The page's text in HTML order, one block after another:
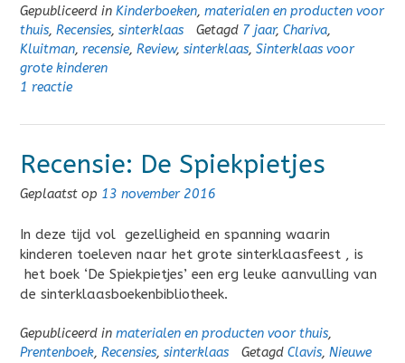
Gepubliceerd in Kinderboeken, materialen en producten voor
thuis, Recensies, sinterklaas Getagd 7 jaar, Chariva,
Kluitman, recensie, Review, sinterklaas, Sinterklaas voor
grote kinderen
1 reactie
Recensie: De Spiekpietjes
Geplaatst op 13 november 2016
In deze tijd vol gezelligheid en spanning waarin
kinderen toeleven naar het grote sinterklaasfeest , is
het boek ‘De Spiekpietjes’ een erg leuke aanvulling van
de sinterklaasboekenbibliotheek.
Gepubliceerd in materialen en producten voor thuis,
Prentenboek, Recensies, sinterklaas Getagd Clavis, Nieuwe